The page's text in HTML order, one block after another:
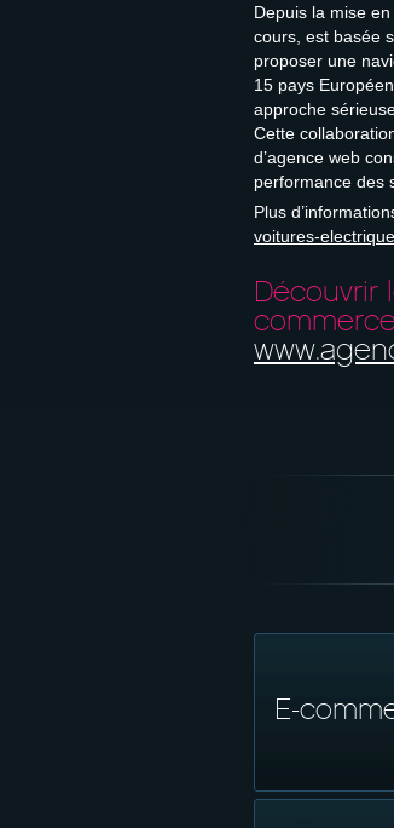
Depuis la mise
cours, est basée
proposer une
15 pays
approche
Cette
d’agence web
performance des
Plus
voitures-
Découvrir
E-